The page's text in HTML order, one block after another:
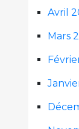
Avril
Mars